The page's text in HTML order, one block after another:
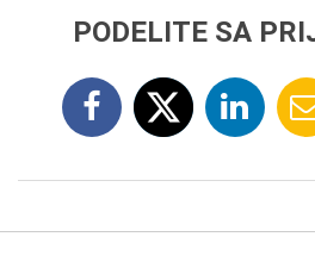
PODELITE SA